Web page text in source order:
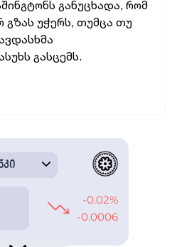
განუცხადა, რომ
უჭერს, თუმცა თუ
გასცემს.